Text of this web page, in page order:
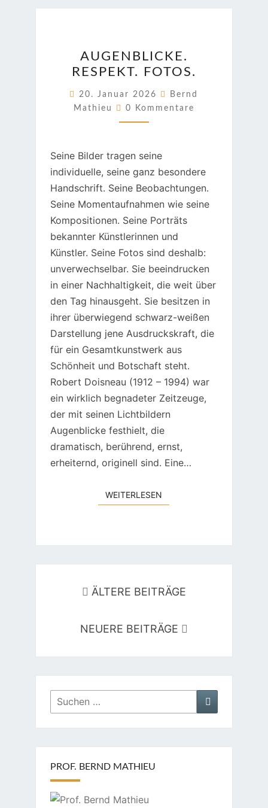
RESPEKT.
FOTOS.
AUGENBLICKE.
RESPEKT. FOTOS.
20. Januar 2026
Bernd
Mathieu
Kommentare
0 Kommentare
Seine Bilder tragen seine
individuelle, seine ganz besondere
Handschrift. Seine Beobachtungen.
Seine Momentaufnahmen wie seine
Kompositionen. Seine Porträts
bekannter Künstlerinnen und
Künstler. Seine Fotos sind deshalb:
unverwechselbar. Sie beeindrucken
in einer Nachhaltigkeit, die weit über
den Tag hinausgeht. Sie besitzen in
ihrer überwiegend schwarz-weißen
Darstellung jene Ausdruckskraft, die
für ein Gesamtkunstwerk aus
Schönheit und Botschaft steht.
Robert Doisneau (1912 – 1994) war
ein wirklich begnadeter Zeitzeuge,
der mit seinen Lichtbildern
Augenblicke festhielt, die
dramatisch, berührend, ernst,
erheiternd, originell sind. Eine…
WEITERLESEN
ÄLTERE BEITRÄGE
NEUERE BEITRÄGE
Suchen
nach:
Suchen
PROF. BERND MATHIEU